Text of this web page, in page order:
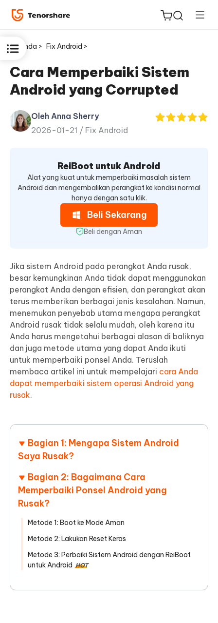
untuk
iOS
iAnyGo
Beranda > Fix Android >
Cara Memperbaiki Sistem
Android yang Corrupted
Oleh Anna Sherry
2026-01-21 / Fix Android
ReiBoot untuk Android
Alat yang kuat untuk memperbaiki masalah sistem
Android dan mengembalikan perangkat ke kondisi normal
hanya dengan satu klik.
Beli Sekarang
Beli dengan Aman
Jika sistem Android pada perangkat Anda rusak,
besar kemungkinan Anda tidak dapat menggunakan
perangkat Anda dengan efisien, dan perangkat akan
terus memberikan berbagai jenis kesalahan. Namun,
menemukan penyebab utama mengapa perangkat
Android rusak tidak selalu mudah, oleh karena itu
Anda harus mengetahui berbagai alasan di baliknya
dan juga metode utama yang dapat Anda ikuti
untuk memperbaiki ponsel Anda. Teruslah
membaca artikel ini untuk mempelajari cara Anda
dapat memperbaiki sistem operasi Android yang
rusak.
Bagian 1: Mengapa Sistem Android
Saya Rusak?
Bagian 2: Bagaimana Cara
Memperbaiki Ponsel Android yang
Rusak?
Metode 1: Boot ke Mode Aman
Metode 2: Lakukan Reset Keras
Metode 3: Perbaiki Sistem Android dengan ReiBoot
untuk Android HOT